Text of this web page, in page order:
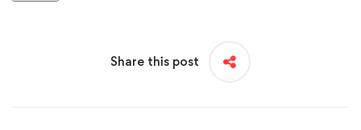
Share this post